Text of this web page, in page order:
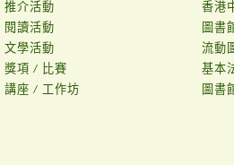
推介活動
閱讀活動
文學活動
獎項 / 比賽
講座 / 工作坊
香港
圖書
流動
基本
圖書